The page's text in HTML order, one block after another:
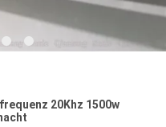
20Khz 1500w